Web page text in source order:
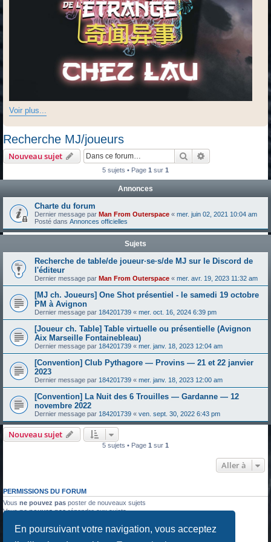
En poursuivant votre navigation, vous acceptez
Voir plus...
Recherche MJ/joueurs
Nouveau sujet RechercherRecherche
5 sujets • Page 1 sur 1
Annonces
Charte du forum
Dernier message par Man From Outerspace « mer. juin 02, 2021 10:04 am
Posté dans Annonces officielles
Sujets
Recherche de table/de joueur·se·s/de MJ sur le Discord de
l'éditeur
Dernier message par Man From Outerspace « mer. avr. 19, 2023 11:32 am
[MJ ch. Joueurs] One Shot présentiel - le samedi 19 octobre
PM à Avignon
Dernier message par 184201739 « mer. oct. 16, 2024 6:39 pm
[Joueur ch. Table] Table virtuelle ou présentielle (Avignon
Aix Marseille Fontainebleau)
Dernier message par 184201739 « mer. janv. 18, 2023 12:04 am
[Convention] Club Pythagore — Provins — 21 et 22 janvier
2023
Dernier message par 184201739 « mer. janv. 18, 2023 12:00 am
[Convention] La Nuit des 6 Trouilles — Gardanne — 12
novembre 2022
Dernier message par 184201739 « ven. sept. 30, 2022 6:43 pm
Nouveau sujet
5 sujets • Page 1 sur 1
Aller à
PERMISSIONS DU FORUM
Vous ne pouvez pas poster de nouveaux sujets
Vousne pouvez pasrépondre aux sujets
Vousne pouvez passupprimer vos messages
ne pouvez pas